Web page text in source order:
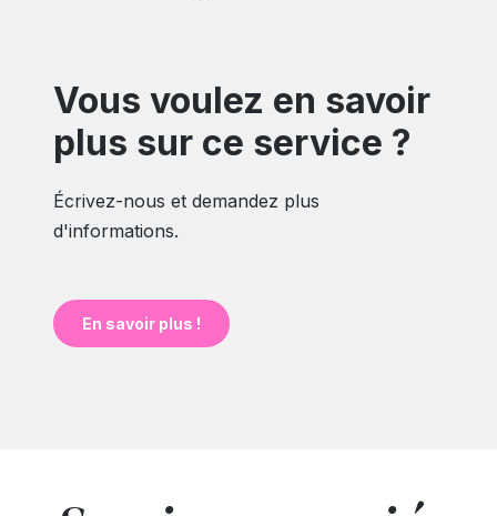
Vous voulez en savoir
plus sur ce service ?
Écrivez-nous et demandez plus
d'informations.
En savoir plus !